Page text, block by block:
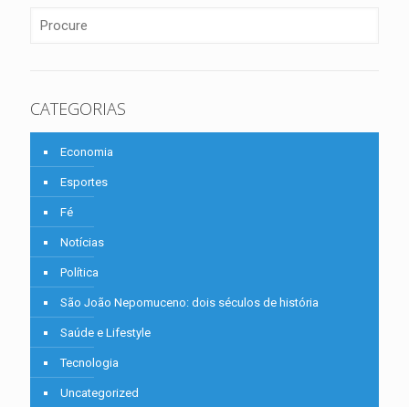
CATEGORIAS
Economia
Esportes
Fé
Notícias
Política
São João Nepomuceno: dois séculos de história
Saúde e Lifestyle
Tecnologia
Uncategorized